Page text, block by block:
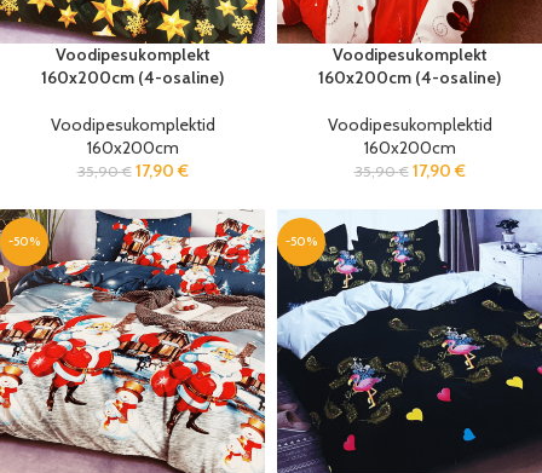
Voodipesukomplekt
160x200cm (4-osaline)
Voodipesukomplektid
160x200cm
35,90€ 17,90 €
Voodipesukomplekt
160x200cm (4-osaline)
Voodipesukomplektid
160x200cm
35,90€ 17,90 €
-50% -50%